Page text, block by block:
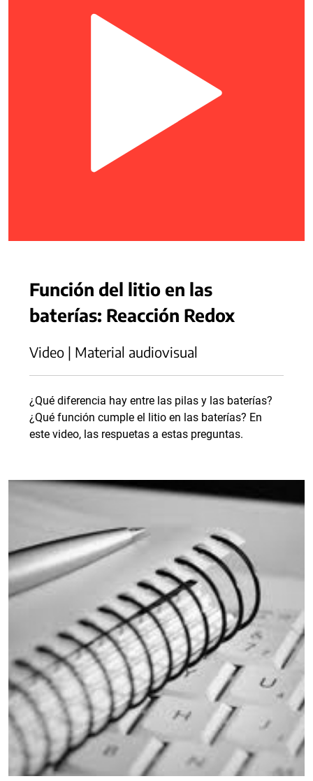
Función del litio en las
baterías: Reacción Redox
Video | Material audiovisual
¿Qué diferencia hay entre las pilas y las baterías?
¿Qué función cumple el litio en las baterías? En
este video, las respuetas a estas preguntas.